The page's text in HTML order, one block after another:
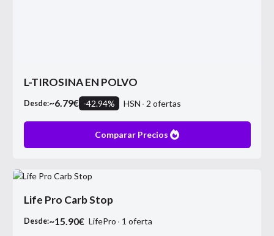
L-TIROSINA EN POLVO
Desde:~6.79€ -42.94% HSN 2 ofertas
Comparar Precios
Life Pro Carb Stop
Desde:~15.90€ LifePro 1 oferta